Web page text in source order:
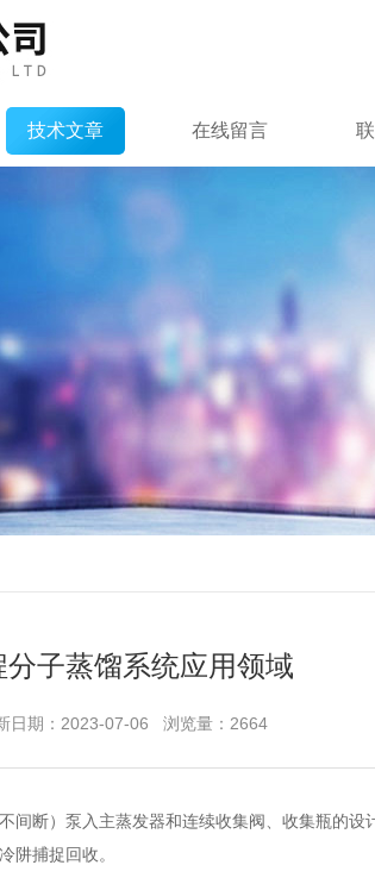
技术文章 在线留言
分子蒸馏系统应用领域
日期：2023-07-06 浏览量：2664
）泵入主蒸发器和连续收集阀、收集瓶的设
阱捕捉回收。